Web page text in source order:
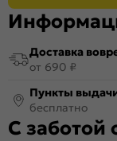
Доставка
от 690 ₽
Пункты
бесплатно
С заботой